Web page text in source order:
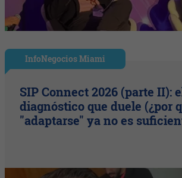
InfoNegocios Miami
SIP Connect 2026 (parte II):
diagnóstico que duele (¿por
"adaptarse" ya no es